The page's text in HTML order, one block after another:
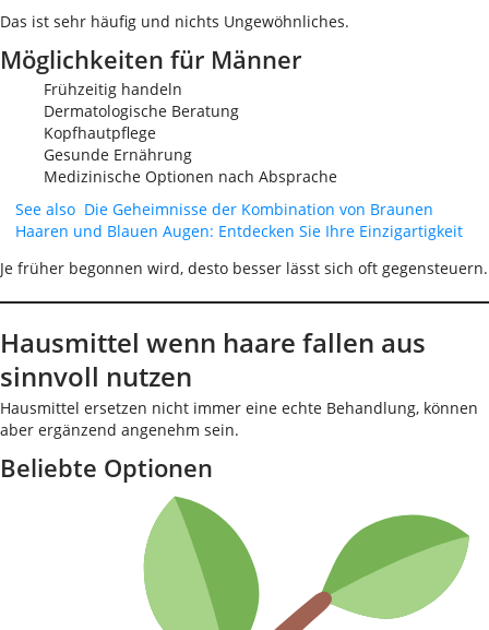
Das ist sehr häufig und nichts Ungewöhnliches.
Möglichkeiten für Männer
Frühzeitig handeln
Dermatologische Beratung
Kopfhautpflege
Gesunde Ernährung
Medizinische Optionen nach Absprache
See also Die Geheimnisse der Kombination von Braunen
Haaren und Blauen Augen: Entdecken Sie Ihre Einzigartigkeit
Je früher begonnen wird, desto besser lässt sich oft gegensteuern.
Hausmittel wenn haare fallen aus
sinnvoll nutzen
Hausmittel ersetzen nicht immer eine echte Behandlung, können
aber ergänzend angenehm sein.
Beliebte Optionen